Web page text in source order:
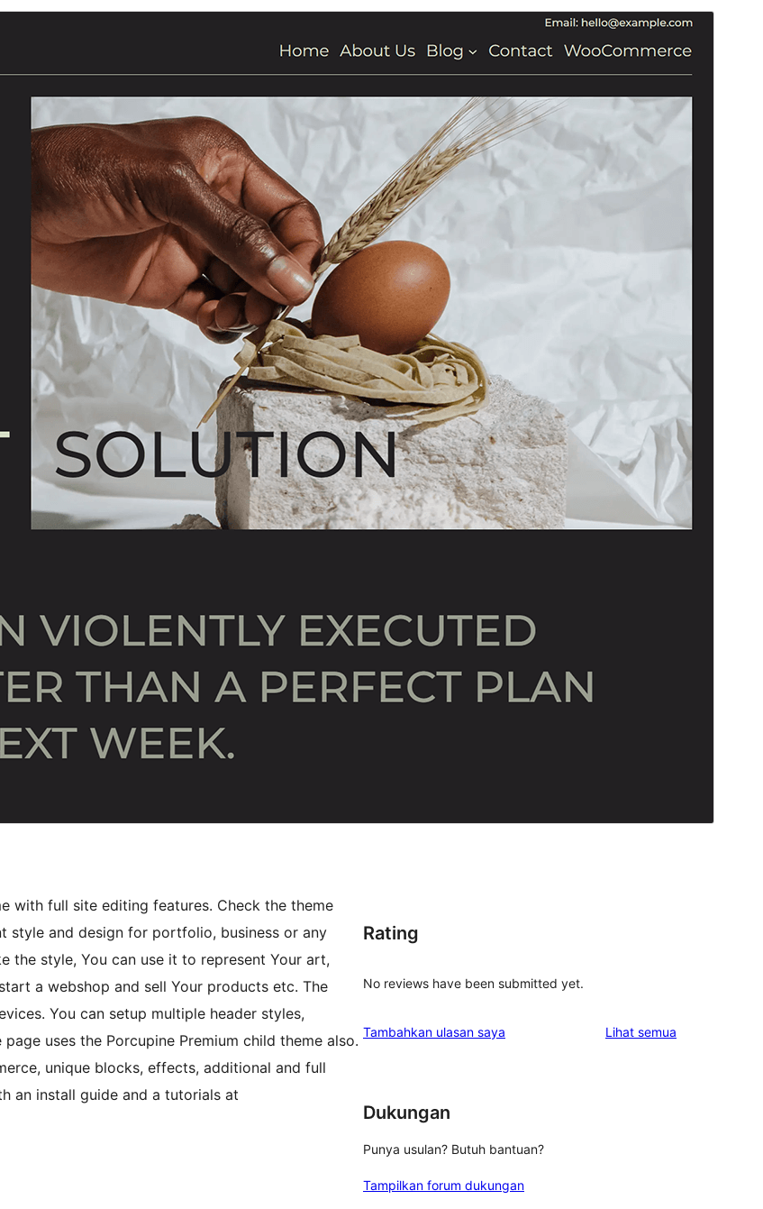
Tema ini gratis tetapi menawarkan peningkatan atau
dukungan komersial berbayar tambahan.
PratinjauUnduh
1.0.1
Terakhir diperbarui
Instalasi aktif
Versi WordPress
Versi PHP
Halaman utama tema
with full site editing features. Check the theme
style and design for portfolio, business or any
the style, You can use it to represent Your art,
a webshop and sell Your products etc. The
You can setup multiple header styles,
uses the Porcupine Premium child theme also.
unique blocks, effects, additional and full
an install guide and a tutorials at
Rating
No reviews have been submitted yet.
Tambahkan ulasan saya Lihat semua
Dukungan
Punya usulan? Butuh bantuan?
Tampilkan forum dukungan